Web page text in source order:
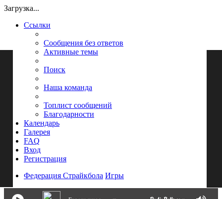
Загрузка...
Ссылки
Сообщения без ответов
Активные темы
Поиск
Наша команда
Топлист сообщений
Благодарности
Календарь
Галерея
FAQ
Вход
Регистрация
Федерация Страйкбола Игры